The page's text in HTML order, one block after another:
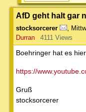
AfD geht halt gar
stocksorcerer
Durran
4111 Views
Boehringer hat es
https://
Gruß
stocksorcerer